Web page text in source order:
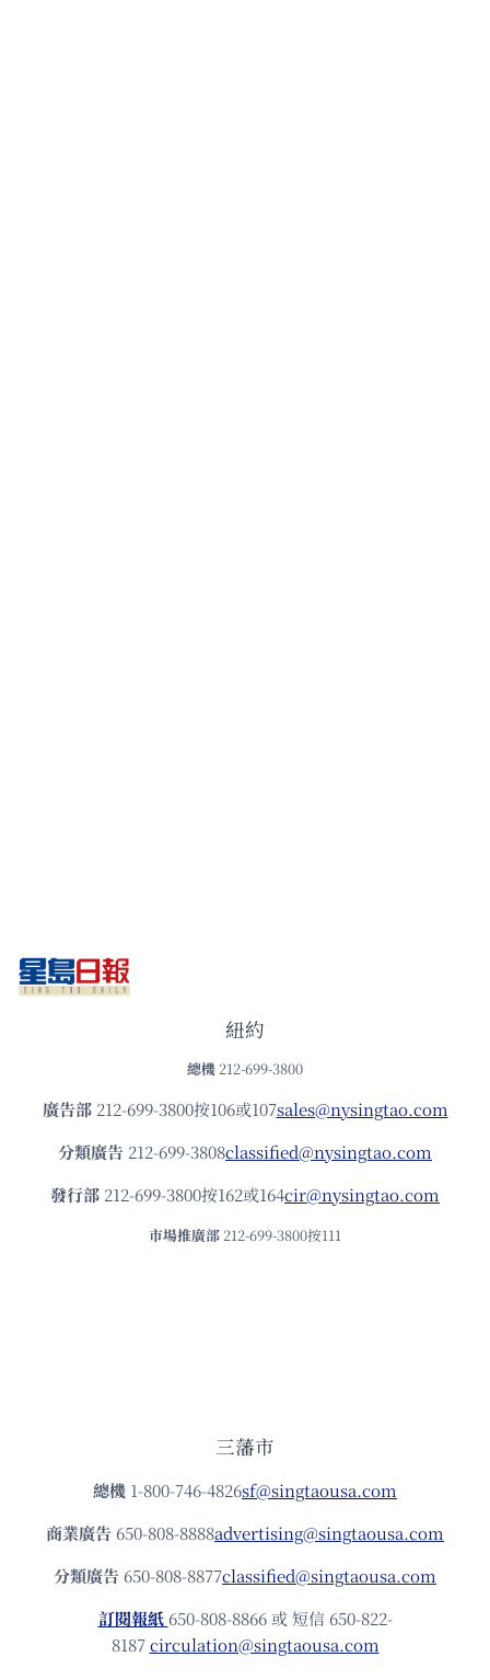
紐約
總機 212-699-3800
廣告部212-699-3800按106或107sales@nysingtao.com
分類廣告 212-699-3808classified@nysingtao.com
發⾏部 212-699-3800按162或164cir@nysingtao.com
市場推廣部 212-699-3800按111
三藩市
總機 1-800-746-4826sf@singtaousa.com
商業廣告 650-808-8888advertising@singtaousa.com
分類廣告 650-808-8877classified@singtaousa.com
訂閱報紙 650-808-8866 或 短信 650-822-
8187circulation@singtaousa.com